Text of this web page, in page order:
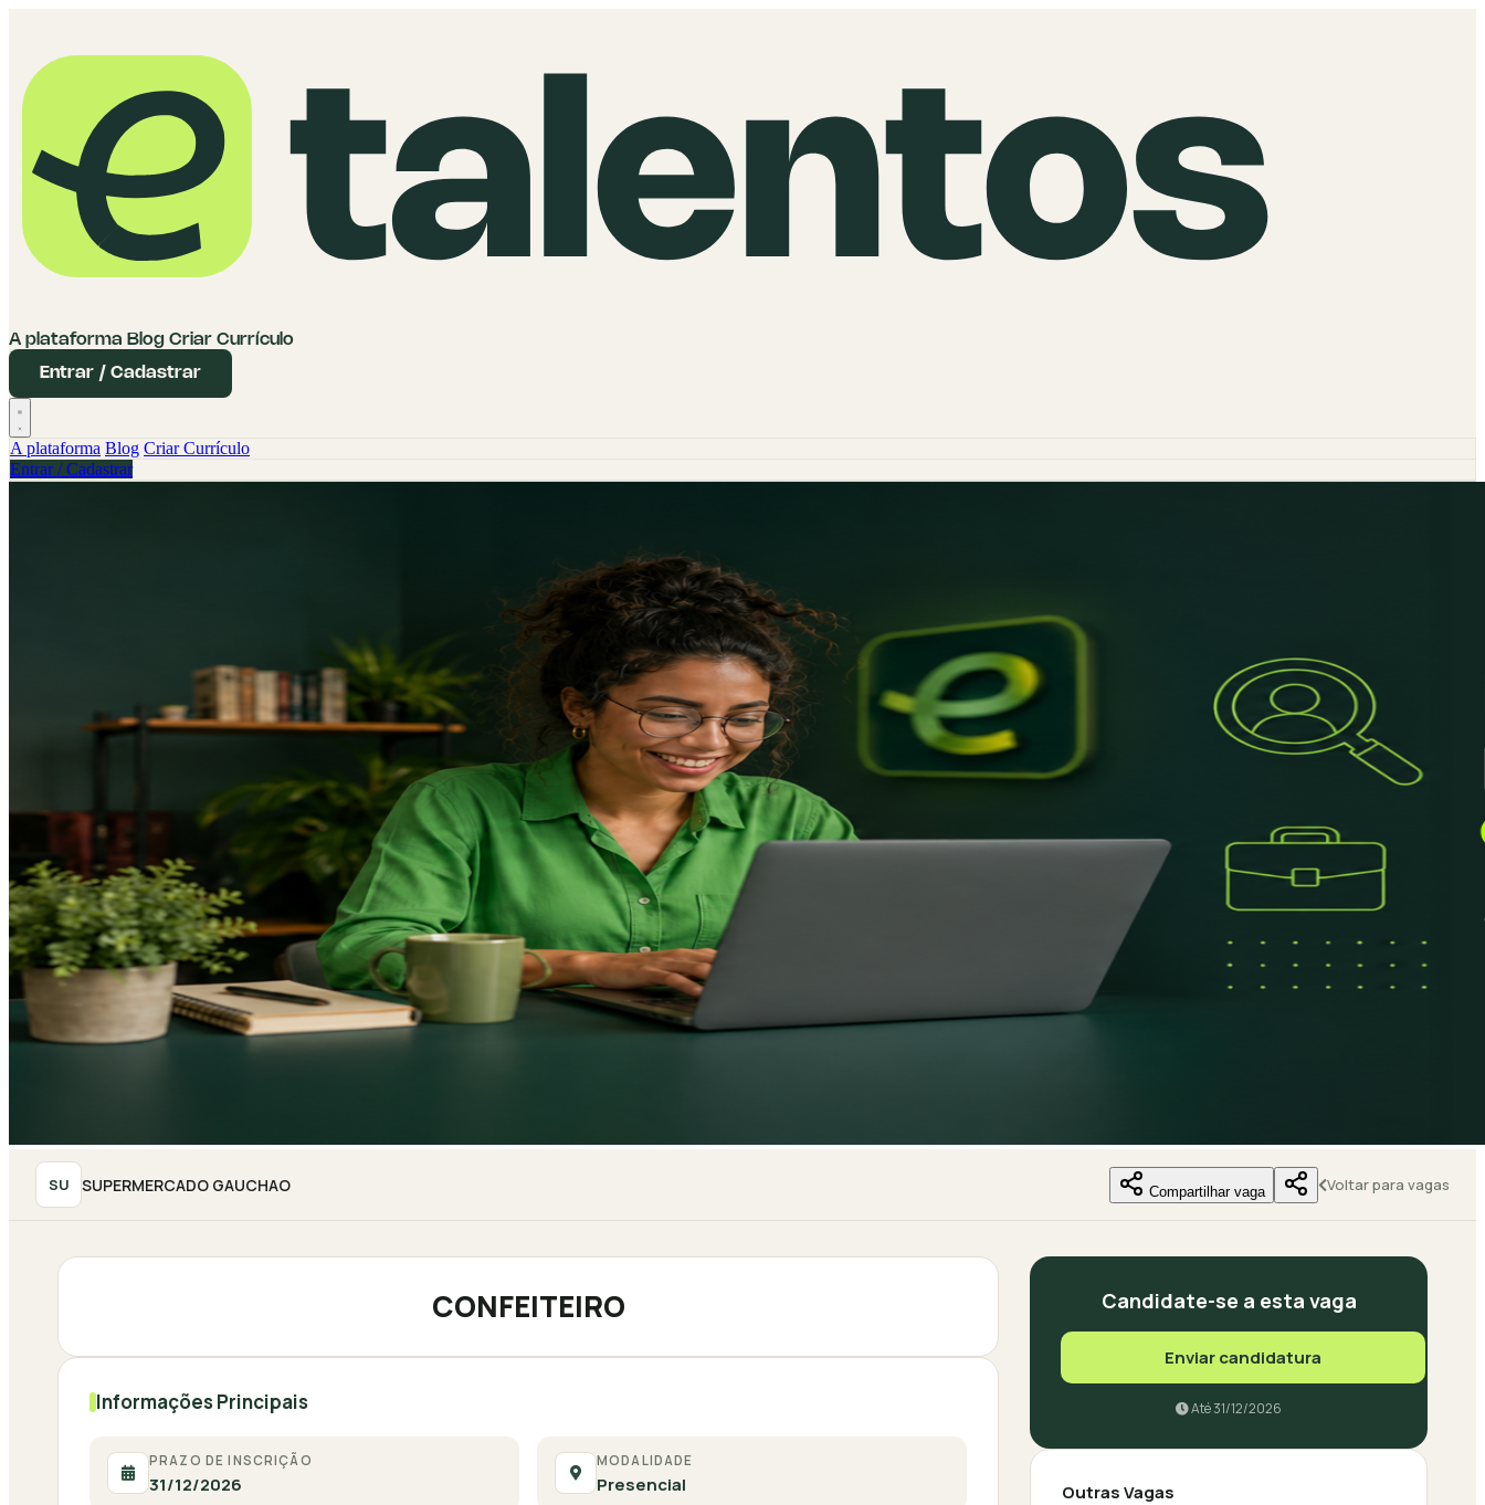
A plataforma Blog Criar Currículo
Entrar / Cadastrar
A plataforma Blog Criar Currículo
Entrar / Cadastrar
SU SUPERMERCADO GAUCHAO Compartilhar vaga Voltar para vagas
CONFEITEIRO
Informações Principais
PRAZO DE INSCRIÇÃO
31/12/2026
MODALIDADE
Presencial
Candidate-se a esta vaga
Enviar candidatura
Até 31/12/2026
Outras Vagas